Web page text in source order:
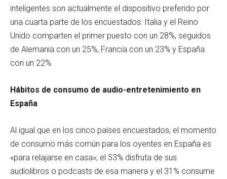
inteligentes son actualmente el dispositivo preferido por
una cuarta parte de los encuestados: Italia y el Reino
Unido comparten el primer puesto con un 28%, seguidos
de Alemania con un 25%, Francia con un 23% y España
con un 22%.
Hábitos de consumo de audio-entretenimiento en
España
Al igual que en los cinco países encuestados, el momento
de consumo más común para los oyentes en España es
«para relajarse en casa»; el 53% disfruta de sus
audiolibros o podcasts de esa manera y el 31% consume